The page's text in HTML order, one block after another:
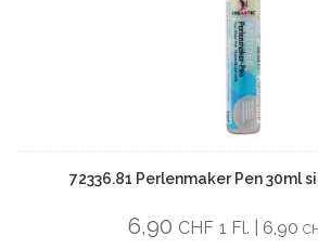
72336.81 Perlenmaker Pen 30ml
6,90 CHF 1 Fl. | 6,90